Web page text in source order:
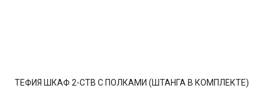
ТЕФИЯ ШКАФ 2-СТВ С ПОЛКАМИ (ШТАНГА В КОМПЛЕКТЕ)